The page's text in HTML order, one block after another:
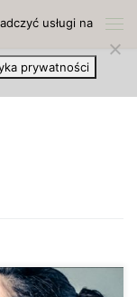
usługi na
prywatności